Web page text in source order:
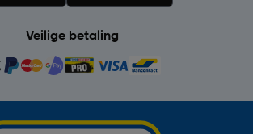
Veilige betaling